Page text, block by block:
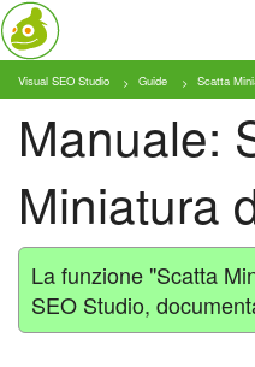
Cosa e Chi
Prodotto
Tariffe
Tutorial
Blog
Visual SEO Studio Guide Scatta
Manuale:
Miniatura
La funzione "Scatta
SEO Studio,